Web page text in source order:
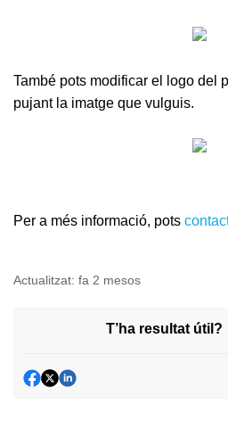
També pots modificar el logo del
pujant la imatge que vulguis.
Per a més informació, pots
Actualitzat: fa 2 mesos
T’ha resultat útil?